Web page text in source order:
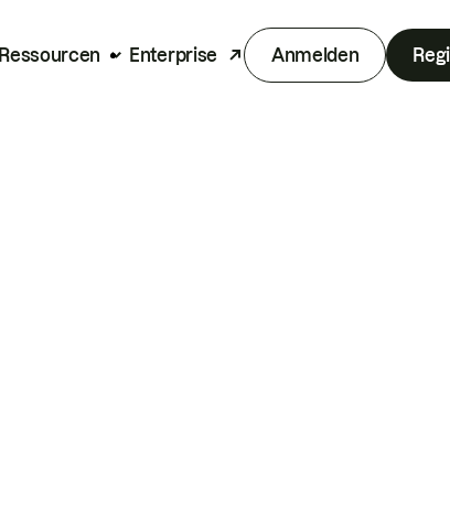
Ressourcen Enterprise Anmelden